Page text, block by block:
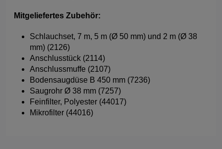
Mitgeliefertes Zubehör:
Schlauchset, 7 m, 5 m (Ø 50 mm) und 2 m (Ø 38
mm) (2126)
Anschlusstück (2114)
Anschlussmuffe (2107)
Bodensaugdüse B 450 mm (7236)
Saugrohr Ø 38 mm (7257)
Feinfilter, Polyester (44017)
Mikrofilter (44016)